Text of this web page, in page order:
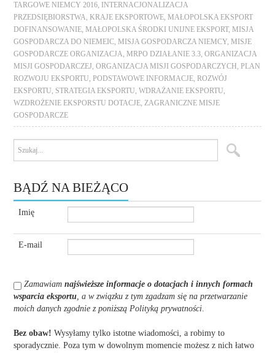
TARGOWE NIEMCY 2016
INTERNACJONALIZACJA
PRZEDSIĘBIORSTWA ,KRAJE EKSPORTOWE ,MAŁOPOLSKA EKSPORT
DOFINANSOWANIE ,MAŁOPOLSKA ŚRODKI UNIJNE EKSPORT,MISJA
GOSPODARCZA DO NIEMEIC ,MISJA GOSPODARCZA NIEMCY ,MISJE
GOSPODARCZE ORGANIZACJA ,MRPO DZIAŁANIE 3.3 ,ORGANIZACJA
MISJI GOSPODARCZEJ ,ORGANIZACJA MISJI GOSPODARCZYCH ,PLAN
ROZWOJU EKSPORTU ,PODSTAWOWE INFORMACJE ,ROZWÓJ
EKSPORTU
STRATEGIA EKSPORTU ,WDRAŻANIE EKSPORTU
WZDROŻENIE EKSPORSTU DOTACJE ZAGRANICZNE MISJE
GOSPODARCZE
BĄDŹ NA BIEŻĄCO
Imię
E-mail
Zamawiamnajświeższe informacje o dotacjach i innych formach
wsparcia eksportu , a w związku z tym zgadzam się na przetwarzanie
moich danych zgodnie z poniższą Polityką prywatności
Bez obaw! Wysyłamy tylko istotne wiadomości, a robimy to
sporadycznie. Poza tym w dowolnym momencie możesz z nich łatwo